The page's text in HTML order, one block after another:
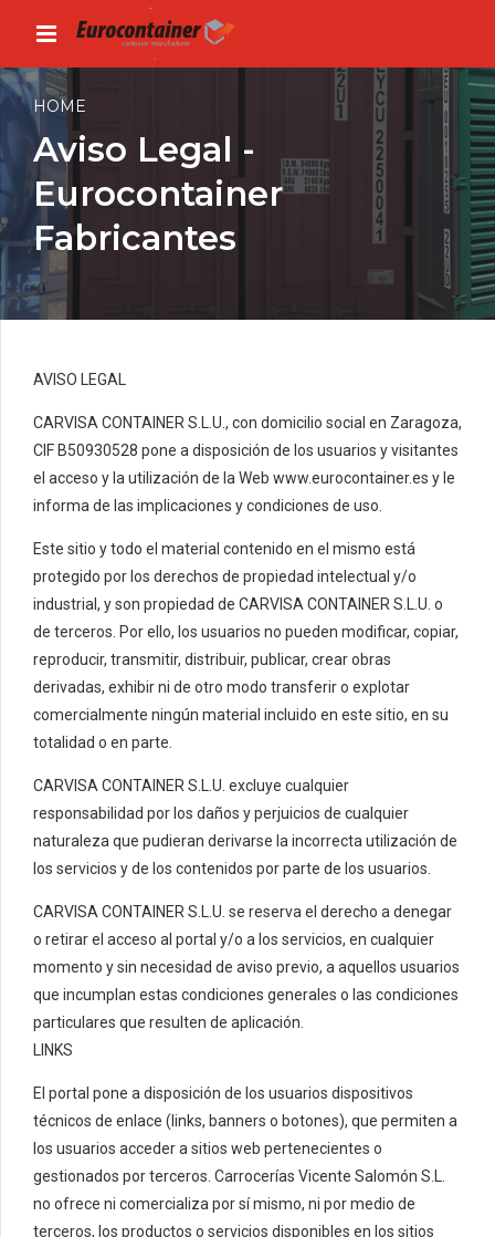
HOME
Aviso Legal -
Eurocontainer
Fabricantes
AVISO LEGAL
CARVISA CONTAINER S.L.U., con domicilio social en Zaragoza,
CIF B50930528 pone a disposición de los usuarios y visitantes
el acceso y la utilización de la Web www.eurocontainer.es y le
informa de las implicaciones y condiciones de uso.
Este sitio y todo el material contenido en el mismo está
protegido por los derechos de propiedad intelectual y/o
industrial, y son propiedad de CARVISA CONTAINER S.L.U. o
de terceros. Por ello, los usuarios no pueden modificar, copiar,
reproducir, transmitir, distribuir, publicar, crear obras
derivadas, exhibir ni de otro modo transferir o explotar
comercialmente ningún material incluido en este sitio, en su
totalidad o en parte.
CARVISA CONTAINER S.L.U. excluye cualquier
responsabilidad por los daños y perjuicios de cualquier
naturaleza que pudieran derivarse la incorrecta utilización de
los servicios y de los contenidos por parte de los usuarios.
CARVISA CONTAINER S.L.U. se reserva el derecho a denegar
o retirar el acceso al portal y/o a los servicios, en cualquier
momento y sin necesidad de aviso previo, a aquellos usuarios
que incumplan estas condiciones generales o las condiciones
particulares que resulten de aplicación.
LINKS
El portal pone a disposición de los usuarios dispositivos
técnicos de enlace (links, banners o botones), que permiten a
los usuarios acceder a sitios web pertenecientes o
gestionados por terceros. Carrocerías Vicente Salomón S.L.
no ofrece ni comercializa por sí mismo, ni por medio de
terceros, los productos o servicios disponibles en los sitios